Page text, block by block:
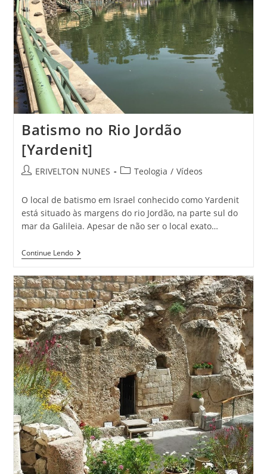
Batismo no Rio Jordão
[Yardenit]
ERIVELTON NUNES Teologia / Vídeos
O local de batismo em Israel conhecido como Yardenit
está situado às margens do rio Jordão, na parte sul do
mar da Galileia. Apesar de não ser o local exato…
Continue Lendo